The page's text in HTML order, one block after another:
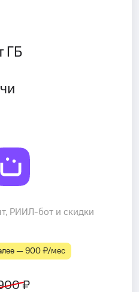
ГБ
РИИЛ-бот и скидки
— 900 ₽⁠/⁠мес
₽